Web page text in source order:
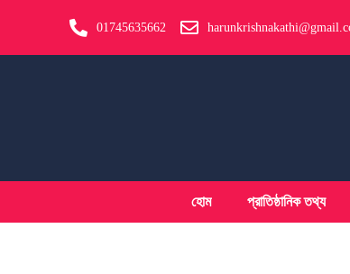
01745635662
হোম প্রাতিষ্ঠানিক তথ্য